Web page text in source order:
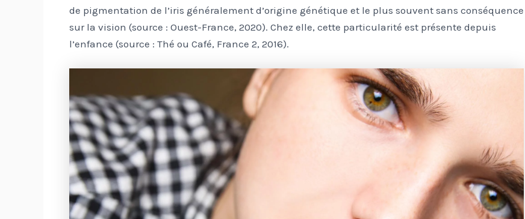
de pigmentation de l’iris généralement d’origine génétique et le plus souvent sans conséquence
sur la vision (source : Ouest-France, 2020). Chez elle, cette particularité est présente depuis
l’enfance (source : Thé ou Café, France 2, 2016).